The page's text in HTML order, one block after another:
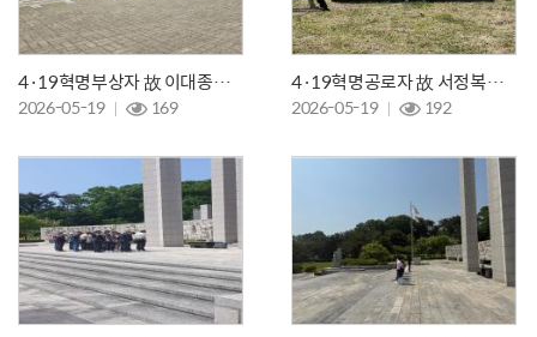
4·19혁명부상자 故 이대종님의 안장식
2026-05-19
169
4·19혁명공로자 故 서정복님의 안장식
2026-05-19
192